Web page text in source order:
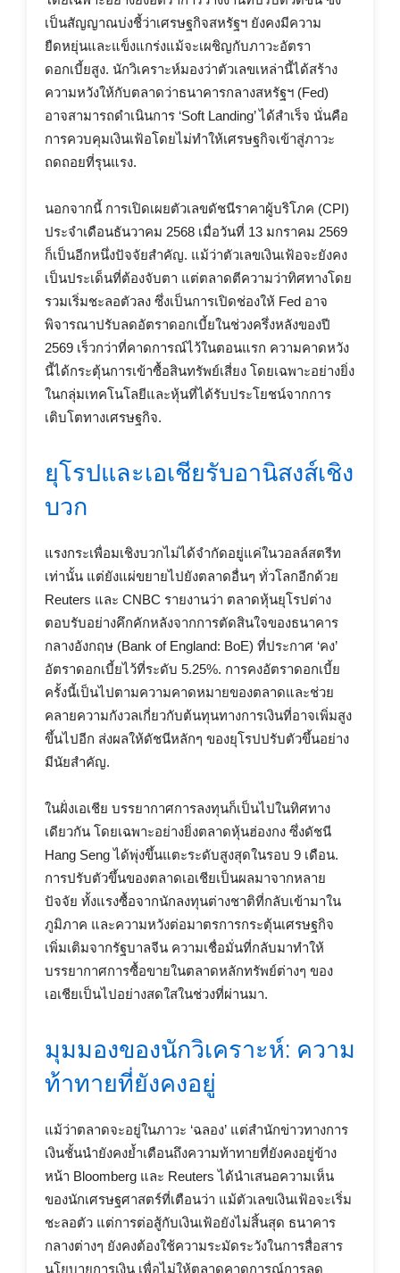
เป็นสัญญาณบ่งชี้ว่าเศรษฐกิจสหรัฐฯ ยังคงมีความ
ยืดหยุ่นและแข็งแกร่งแม้จะเผชิญกับภาวะอัตรา
ดอกเบี้ยสูง. นักวิเคราะห์มองว่าตัวเลขเหล่านี้ได้สร้าง
ความหวังให้กับตลาดว่าธนาคารกลางสหรัฐฯ (Fed)
อาจสามารถดำเนินการ ‘Soft Landing’ ได้สำเร็จ นั่นคือ
การควบคุมเงินเฟ้อโดยไม่ทำให้เศรษฐกิจเข้าสู่ภาวะ
ถดถอยที่รุนแรง.
นอกจากนี้ การเปิดเผยตัวเลขดัชนีราคาผู้บริโภค (CPI)
ประจำเดือนธันวาคม 2568 เมื่อวันที่ 13 มกราคม 2569
ก็เป็นอีกหนึ่งปัจจัยสำคัญ. แม้ว่าตัวเลขเงินเฟ้อจะยังคง
เป็นประเด็นที่ต้องจับตา แต่ตลาดตีความว่าทิศทางโดย
รวมเริ่มชะลอตัวลง ซึ่งเป็นการเปิดช่องให้ Fed อาจ
พิจารณาปรับลดอัตราดอกเบี้ยในช่วงครึ่งหลังของปี
2569 เร็วกว่าที่คาดการณ์ไว้ในตอนแรก ความคาดหวัง
นี้ได้กระตุ้นการเข้าซื้อสินทรัพย์เสี่ยง โดยเฉพาะอย่างยิ่ง
ในกลุ่มเทคโนโลยีและหุ้นที่ได้รับประโยชน์จากการ
เติบโตทางเศรษฐกิจ.
ยุโรปและเอเชียรับอานิสงส์เชิง
บวก
แรงกระเพื่อมเชิงบวกไม่ได้จำกัดอยู่แค่ในวอลล์สตรีท
เท่านั้น แต่ยังแผ่ขยายไปยังตลาดอื่นๆ ทั่วโลกอีกด้วย
Reuters และ CNBC รายงานว่า ตลาดหุ้นยุโรปต่าง
ตอบรับอย่างคึกคักหลังจากการตัดสินใจของธนาคาร
กลางอังกฤษ (Bank of England: BoE) ที่ประกาศ ‘คง’
อัตราดอกเบี้ยไว้ที่ระดับ 5.25%. การคงอัตราดอกเบี้ย
ครั้งนี้เป็นไปตามความคาดหมายของตลาดและช่วย
คลายความกังวลเกี่ยวกับต้นทุนทางการเงินที่อาจเพิ่มสูง
ขึ้นไปอีก ส่งผลให้ดัชนีหลักๆ ของยุโรปปรับตัวขึ้นอย่าง
มีนัยสำคัญ.
ในฝั่งเอเชีย บรรยากาศการลงทุนก็เป็นไปในทิศทาง
เดียวกัน โดยเฉพาะอย่างยิ่งตลาดหุ้นฮ่องกง ซึ่งดัชนี
Hang Seng ได้พุ่งขึ้นแตะระดับสูงสุดในรอบ 9 เดือน.
การปรับตัวขึ้นของตลาดเอเชียเป็นผลมาจากหลาย
ปัจจัย ทั้งแรงซื้อจากนักลงทุนต่างชาติที่กลับเข้ามาใน
ภูมิภาค และความหวังต่อมาตรการกระตุ้นเศรษฐกิจ
เพิ่มเติมจากรัฐบาลจีน ความเชื่อมั่นที่กลับมาทำให้
บรรยากาศการซื้อขายในตลาดหลักทรัพย์ต่างๆ ของ
เอเชียเป็นไปอย่างสดใสในช่วงที่ผ่านมา.
มุมมองของนักวิเคราะห์: ความ
ท้าทายที่ยังคงอยู่
แม้ว่าตลาดจะอยู่ในภาวะ ‘ฉลอง’ แต่สำนักข่าวทางการ
เงินชั้นนำยังคงย้ำเตือนถึงความท้าทายที่ยังคงอยู่ข้าง
หน้า Bloomberg และ Reuters ได้นำเสนอความเห็น
ของนักเศรษฐศาสตร์ที่เตือนว่า แม้ตัวเลขเงินเฟ้อจะเริ่ม
ชะลอตัว แต่การต่อสู้กับเงินเฟ้อยังไม่สิ้นสุด ธนาคาร
กลางต่างๆ ยังคงต้องใช้ความระมัดระวังในการสื่อสาร
นโยบายการเงิน เพื่อไม่ให้ตลาดคาดการณ์การลด